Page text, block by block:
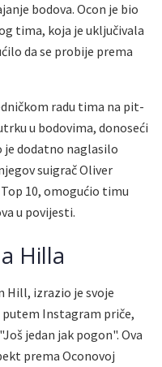
bodova. Ocon je bio
tima, koja je uključivala
da se probije prema
radu tima na pit-
u bodovima, donoseći
je dodatno naglasilo
suigrač Oliver
10, omogućio timu
u povijesti.
Hilla
Hill, izrazio je svoje
Instagram priče,
jedan jak pogon". Ova
prema Oconovoj